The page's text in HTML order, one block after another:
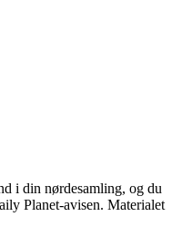
i din nørdesamling, og du
Planet-avisen. Materialet